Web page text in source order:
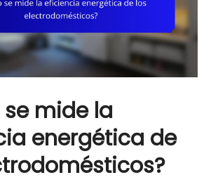
mide la
energética de